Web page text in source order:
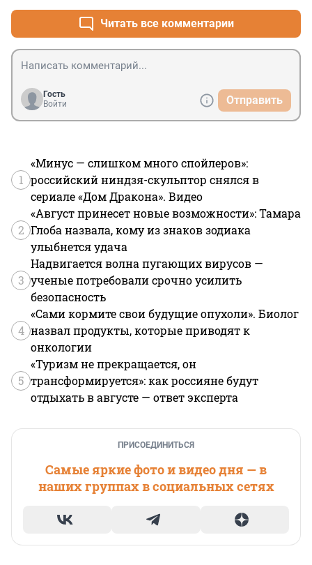
своими символами солнце, луну и т.п. - их тоже
повсюду запретят?Читать все комментарии
Гость
Войти
Отправить
1
«Минус — слишком много спойлеров»:
российский ниндзя-скульптор снялся в
сериале «Дом Дракона». Видео
2
«Август принесет новые возможности»: Тамара
Глоба назвала, кому из знаков зодиака
улыбнется удача
3
Надвигается волна пугающих вирусов —
ученые потребовали срочно усилить
безопасность
4
«Сами кормите свои будущие опухоли». Биолог
назвал продукты, которые приводят к
онкологии
5
«Туризм не прекращается, он
трансформируется»: как россияне будут
отдыхать в августе — ответ эксперта
ПРИСОЕДИНИТЬСЯ
Самые яркие фото и видео дня — в
наших группах в социальных сетях